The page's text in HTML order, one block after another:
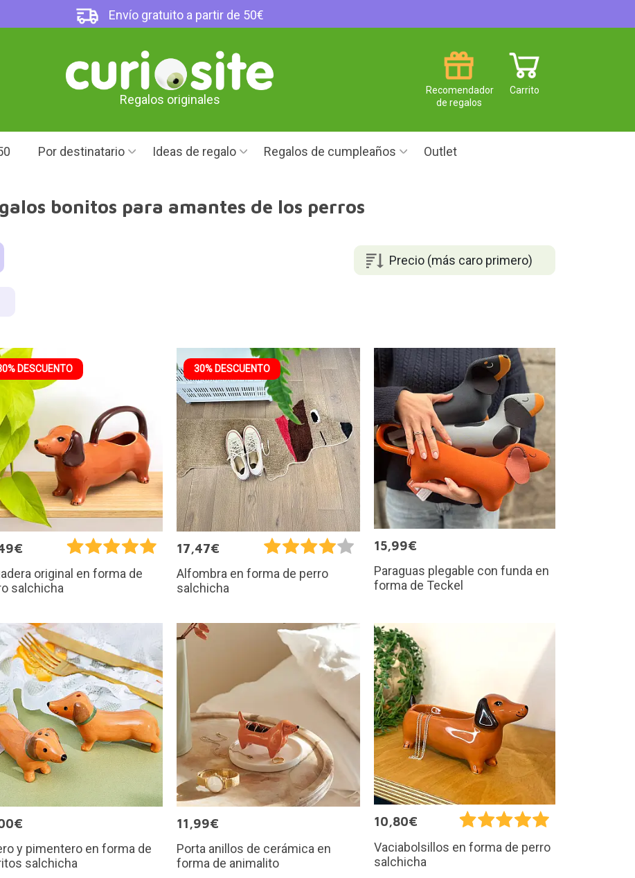
Envío gratuito a partir de 50€
Regalos originales
Carrito
Recomendador
de regalos
Por destinatario Ideas de regalo Regalos de cumpleaños Outlet
bonitos para amantes de los perros
Precio (más caro primero)
DESCUENTO
original en forma de
salchicha
30% DESCUENTO
17,47€
Alfombra en forma de perro
salchicha
15,99€
Paraguas plegable con funda en
forma de Teckel
y pimentero en forma de
salchicha
11,99€
Porta anillos de cerámica en
forma de animalito
10,80€
Vaciabolsillos en forma de perro
salchicha